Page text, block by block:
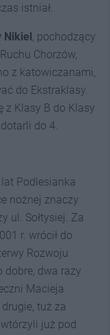
istniał.
Nikiel, pochodzący
Chorzów,
z katowiczanami,
do Ekstraklasy.
z Klasy B do Klasy
do 4.
Podlesianka
nożnej znaczy
ul. Sołtysiej. Za
r. wrócił do
Rozwoju
dobre, dwa razy
Macieja
tuż za
już pod